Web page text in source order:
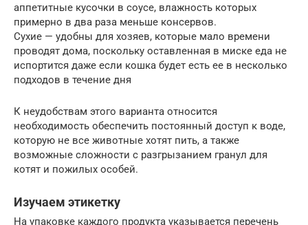
аппетитные кусочки в соусе, влажность которых
примерно в два раза меньше консервов.
Сухие — удобны для хозяев, которые мало времени
проводят дома, поскольку оставленная в миске еда не
испортится даже если кошка будет есть ее в несколько
подходов в течение дня
К неудобствам этого варианта относится
необходимость обеспечить постоянный доступ к воде,
которую не все животные хотят пить, а также
возможные сложности с разгрызанием гранул для
котят и пожилых особей.
Изучаем этикетку
На упаковке каждого продукта указывается перечень